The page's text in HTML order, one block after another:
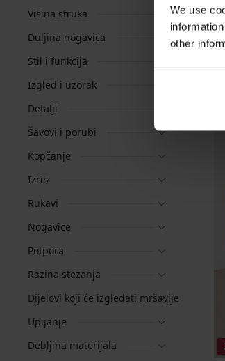
We use
other
Visina struka
Duljina nogavica
Stil i funkcija
Izgled i uzorak
Detalji
Šavovi i porubi
Kopčanje
Izrez
Rukavi
Nogavice
Potpora
Razina stezanja
Dijelovi koji će izgledati mršavije
Upijanje
Debljina materijala